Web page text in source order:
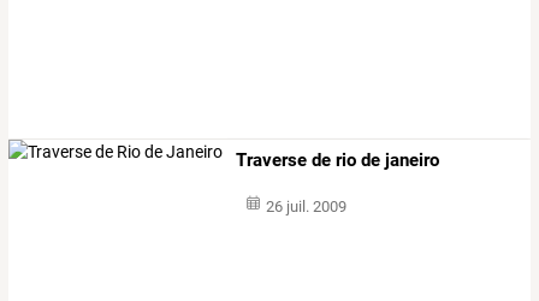
Traverse de rio de janeiro
26 juil. 2009